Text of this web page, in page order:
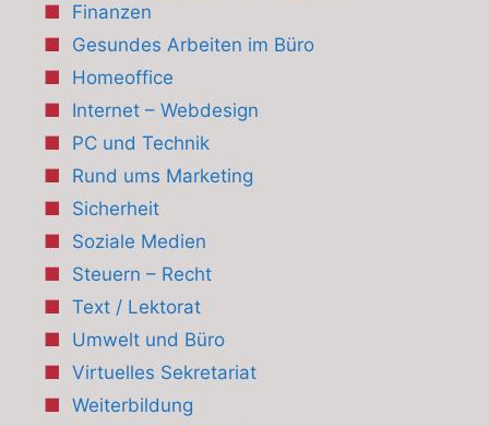
Finanzen
Gesundes Arbeiten im Büro
Homeoffice
Internet – Webdesign
PC und Technik
Rund ums Marketing
Sicherheit
Soziale Medien
Steuern – Recht
Text / Lektorat
Umwelt und Büro
Virtuelles Sekretariat
Weiterbildung